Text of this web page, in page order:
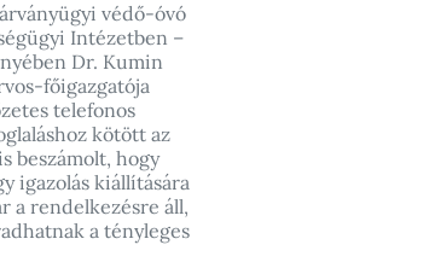
védő-óvó
Intézetben –
Dr. Kumin
főigazgatója
telefonos
kötött az
beszámolt, hogy
igazolás kiállítására
a rendelkezésre áll,
a tényleges